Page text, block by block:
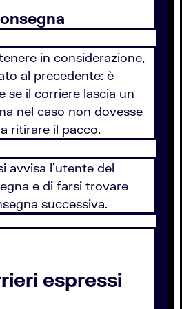
in considerazione,
al precedente: è
se il corriere lascia un
nel caso non dovesse
ritirare il pacco.
avvisa l'utente del
e di farsi trovare
successiva.
espressi